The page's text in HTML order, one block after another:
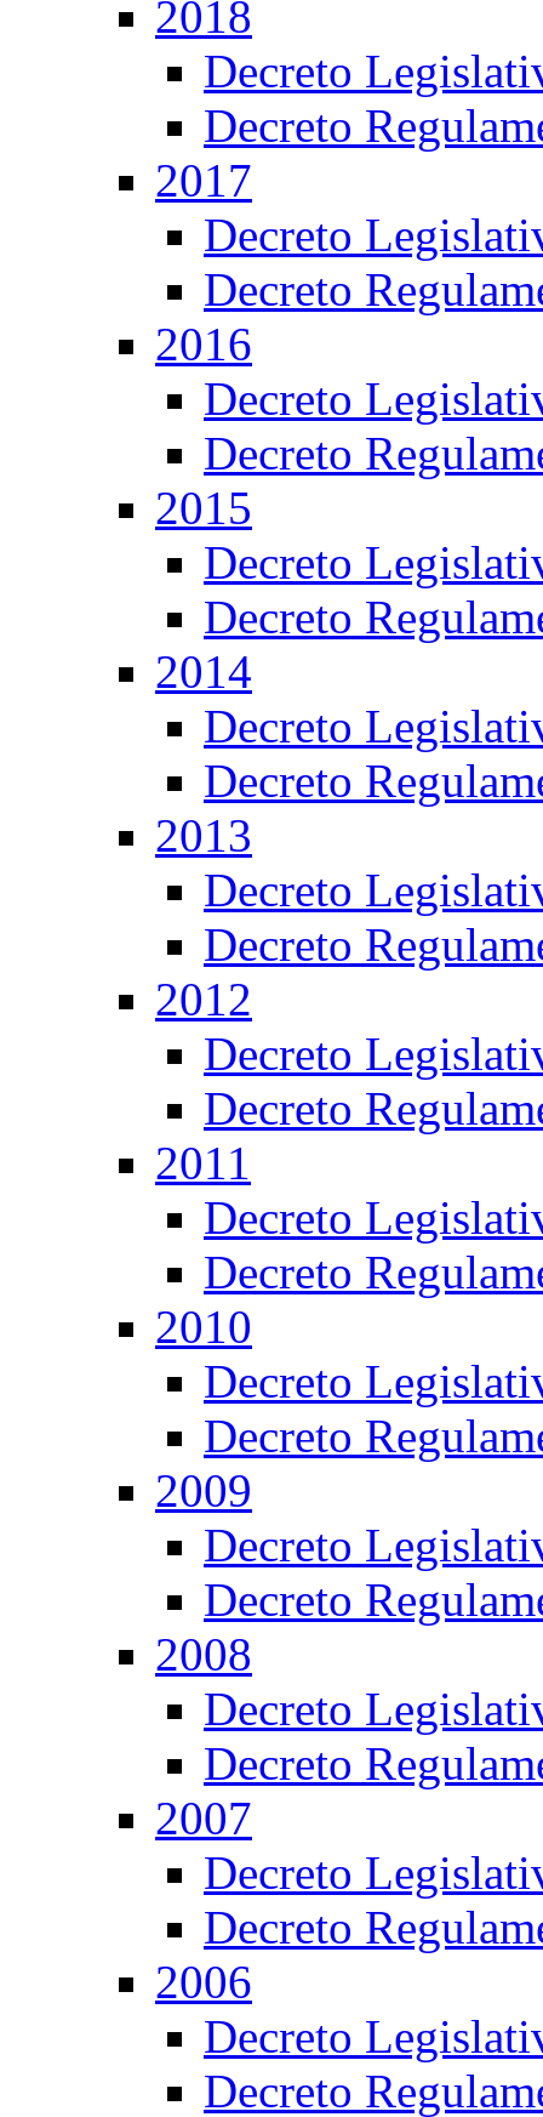
2018
Decreto
Decreto
2017
Decreto
Decreto
2016
Decreto
Decreto
2015
Decreto
Decreto
2014
Decreto
Decreto
2013
Decreto
Decreto
2012
Decreto
Decreto
2011
Decreto
Decreto
2010
Decreto
Decreto
2009
Decreto
Decreto
2008
Decreto
Decreto
2007
Decreto
Decreto
2006
Decreto
Decreto